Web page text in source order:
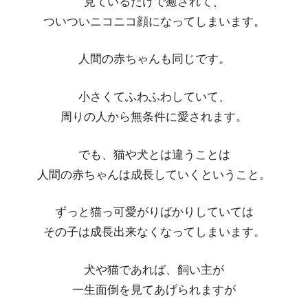
ついついニコニコ顔になってしまいます。
人間の赤ちゃんも同じです。
小さくてふわふわしていて、
周りの人から無条件に愛されます。
でも、猫や犬とは違うことは
人間の赤ちゃんは成長していくということ。
ずっと猫っ可愛がりばかりしていては
その子は成長出来なくなってしまいます。
犬や猫であれば、飼い主が
一生面倒を見てあげられますが